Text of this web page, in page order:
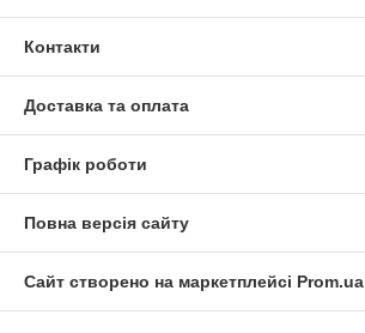
Контакти
Доставка та оплата
Графік роботи
Повна версія сайту
Сайт створено на маркетплейсі Prom.ua